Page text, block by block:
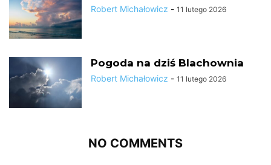
Robert Michałowicz - 11 lutego 2026
Pogoda na dziś Blachownia
Robert Michałowicz - 11 lutego 2026
NO COMMENTS